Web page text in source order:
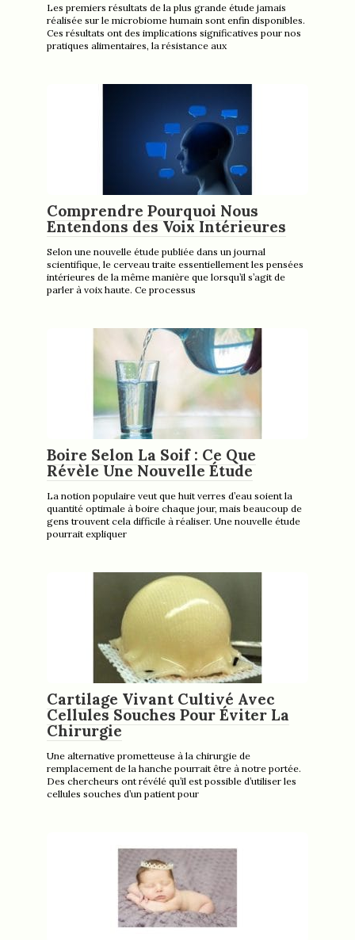
Les premiers résultats de la plus grande étude jamais
réalisée sur le microbiome humain sont enfin disponibles.
Ces résultats ont des implications significatives pour nos
pratiques alimentaires, la résistance aux
Comprendre Pourquoi Nous
Entendons des Voix Intérieures
Selon une nouvelle étude publiée dans un journal
scientifique, le cerveau traite essentiellement les pensées
intérieures de la même manière que lorsqu’il s’agit de
parler à voix haute. Ce processus
Boire Selon La Soif : Ce Que
Révèle Une Nouvelle Étude
La notion populaire veut que huit verres d’eau soient la
quantité optimale à boire chaque jour, mais beaucoup de
gens trouvent cela difficile à réaliser. Une nouvelle étude
pourrait expliquer
Cartilage Vivant Cultivé Avec
Cellules Souches Pour Éviter La
Chirurgie
Une alternative prometteuse à la chirurgie de
remplacement de la hanche pourrait être à notre portée.
Des chercheurs ont révélé qu’il est possible d’utiliser les
cellules souches d’un patient pour